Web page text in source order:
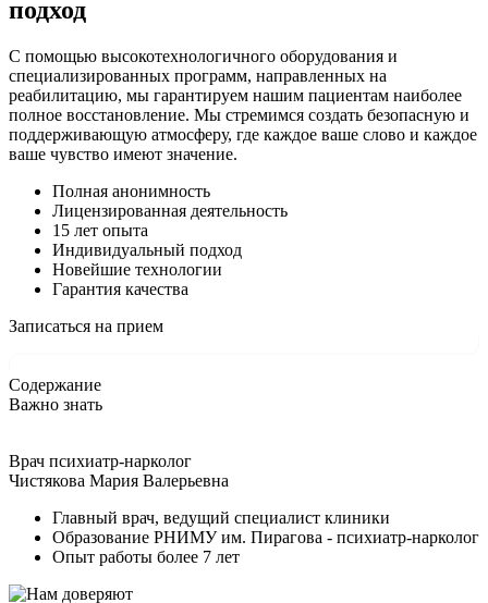
подход
С помощью высокотехнологичного оборудования и
специализированных программ, направленных на
реабилитацию, мы гарантируем нашим пациентам наиболее
полное восстановление. Мы стремимся создать безопасную и
поддерживающую атмосферу, где каждое ваше слово и каждое
ваше чувство имеют значение.
Полная анонимность
Лицензированная деятельность
15 лет опыта
Индивидуальный подход
Новейшие технологии
Гарантия качества
Записаться на прием
Содержание
Важно знать
Врач психиатр-нарколог
Чистякова Мария Валерьевна
Главный врач, ведущий специалист клиники
Образование РНИМУ им. Пирагова - психиатр-нарколог
Опыт работы более 7 лет